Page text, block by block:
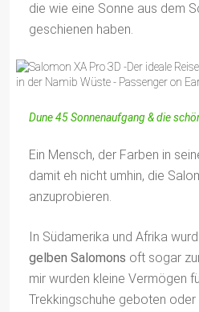
die wie eine Sonne aus dem
geschienen haben.
Dune 45 Sonnenaufgang & die
Ein Mensch, der Farben in
damit eh nicht umhin, die
anzuprobieren.
In Südamerika und Afrika
gelben Salomons oft sogar
mir wurden kleine Vermögen
Trekkingschuhe geboten